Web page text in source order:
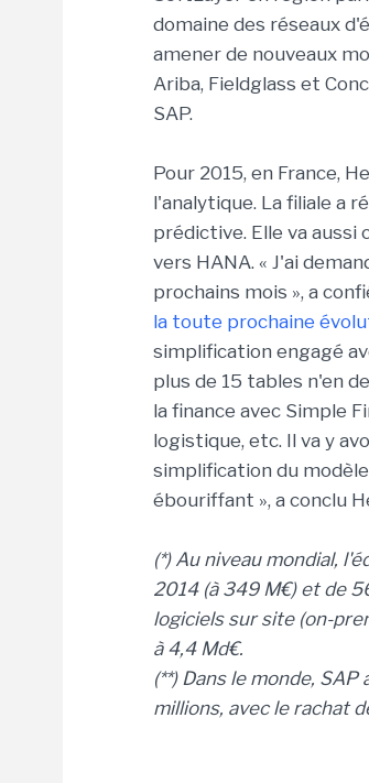
domaine des réseaux
amener de nouveaux
Ariba, Fieldglass et
SAP.
Pour 2015, en France,
l'analytique. La filiale a
prédictive. Elle va
vers HANA. « J'ai
prochains mois », a
la toute prochaine
simplification engagé
plus de 15 tables n'en
la finance avec Simple
logistique, etc. Il va y
simplification du
ébouriffant », a conclu
(*) Au niveau mondial,
2014 (à 349 M€) et de
logiciels sur site (on-
à 4,4 Md€.
(**) Dans le monde,
millions, avec le rachat